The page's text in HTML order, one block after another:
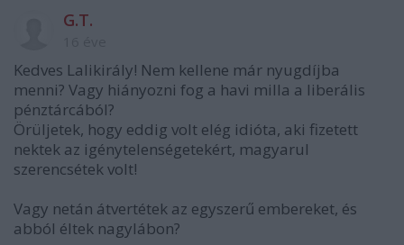
G.T.
Kedves Lalikirály! Nem kellene már nyugdíjba
menni? Vagy hiányozni fog a havi milla a liberális
pénztárcából?
Örüljetek, hogy eddig volt elég idióta, aki fizetett
nektek az igénytelenségetekért, magyarul
szerencsétek volt!
Vagy netán átvertétek az egyszerű embereket, és
abból éltek nagylábon?